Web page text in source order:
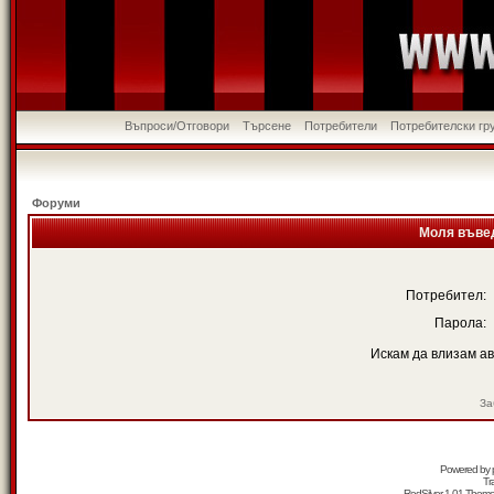
Въпроси/Отговори Търсене Потребители Потребителски
Форуми
Моля
Потребител:
Парола:
Искам да влизам
Powered by